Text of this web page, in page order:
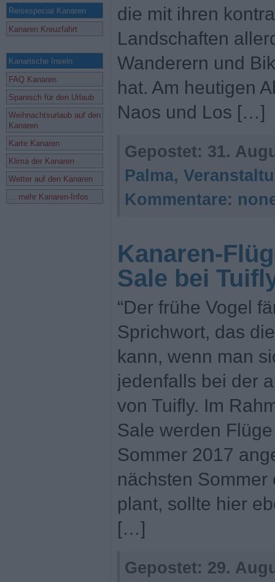
Reisespecial Kanaren
Kanaren Kreuzfahrt
Kanarische Inseln
FAQ Kanaren
Spanisch für den Urlaub
Weihnachtsurlaub auf den
Kanaren
Karte Kanaren
Klima der Kanaren
Wetter auf den Kanaren
... mehr Kanaren-Infos
die mit ihren
Landschaften
Wanderern und
hat. Am heutigen
Naos und Los […]
Gepostet: 31.
Palma,
Kommentare:
Kanaren-
Sale bei
“Der frühe Vogel
Sprichwort, das
kann, wenn man
jedenfalls bei der
von Tuifly. Im
Sale werden
Sommer 2017
nächsten
plant, sollte hier
[…]
Gepostet: 29.